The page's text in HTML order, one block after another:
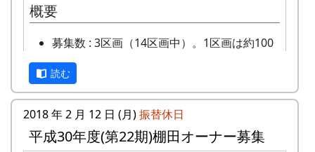
概要
募集数 : 3区画（14区画中）。1区画は約100
平方メートルです。
応募資格 : まじめに農業に取り組み、自然と
ふれあう勇気をお持ちで、地域になじめるか
た。家族や団体でも結構です。
年会費 : 1区画5万円です。
申込み期限 : 2019年3月15日。
読む
2018 年 2 月 12 日 (月)振替休日
平成30年度(第22期)棚田オーナー募集